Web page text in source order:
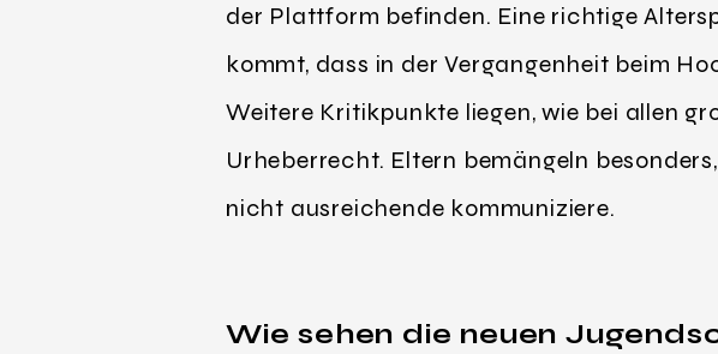
der Plattform befinden. Eine richtige
kommt, dass in der Vergangenheit beim
Weitere Kritikpunkte liegen, wie bei allen
Urheberrecht. Eltern bemängeln
nicht ausreichende kommuniziere.
Wie sehen die neuen